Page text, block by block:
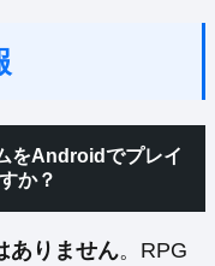
をAndroidでプレイ
か？
ありません。RPG